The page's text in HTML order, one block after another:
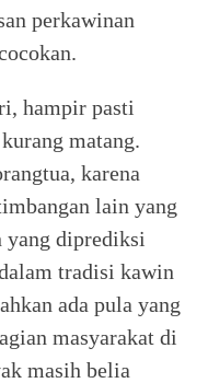
perkawinan
hampir pasti
matang.
karena
lain yang
yang diprediksi
tradisi kawin
ada pula yang
masyarakat di
masih belia